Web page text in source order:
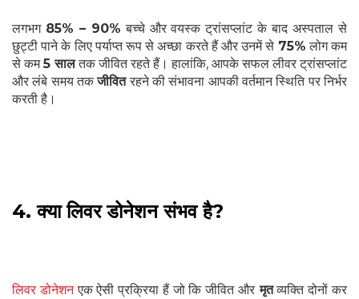
लगभग 85% – 90% बच्चे और वयस्क ट्रांसप्लांट के बाद अस्पताल से
छुट्टी पाने के लिए पर्याप्त रूप से अच्छा करते हैं और उनमें से 75% लोग कम
से कम5 सालतक जीवित रहते हैं। हालांकि, आपके सफल लीवर ट्रांसप्लांट
और लंबे समय तकजीवितरहने की संभावना आपकी वर्तमान स्थिति पर निर्भर
करती है।
4. क्या लिवर डोनेशन संभव है?
लिवर डोनेशनएक ऐसी प्रक्रिया हैं जो कि जीवित औरमृतव्यक्ति दोनों कर